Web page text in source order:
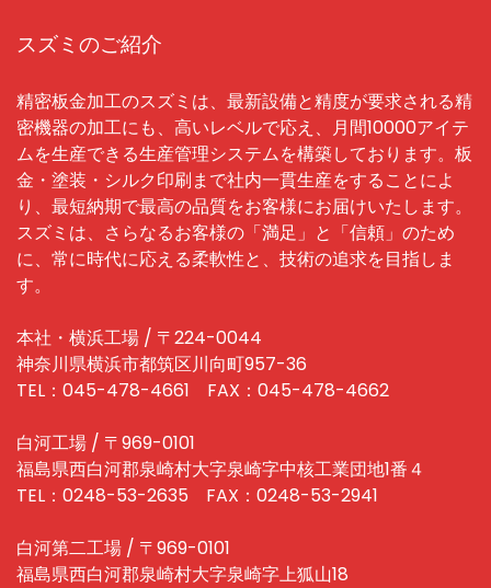
スズミのご紹介
精密板金加工のスズミは、最新設備と精度が要求される精
密機器の加工にも、高いレベルで応え、月間10000アイテ
ムを生産できる生産管理システムを構築しております。板
金・塗装・シルク印刷まで社内一貫生産をすることによ
り、最短納期で最高の品質をお客様にお届けいたします。
スズミは、さらなるお客様の「満足」と「信頼」のため
に、常に時代に応える柔軟性と、技術の追求を目指しま
す。
本社・横浜工場 / 〒224-0044
神奈川県横浜市都筑区川向町957-36
TEL：045-478-4661 FAX：045-478-4662
白河工場 / 〒969-0101
福島県西白河郡泉崎村大字泉崎字中核工業団地1番４
TEL：0248-53-2635 FAX：0248-53-2941
白河第二工場 / 〒969-0101
福島県西白河郡泉崎村大字泉崎字上狐山18